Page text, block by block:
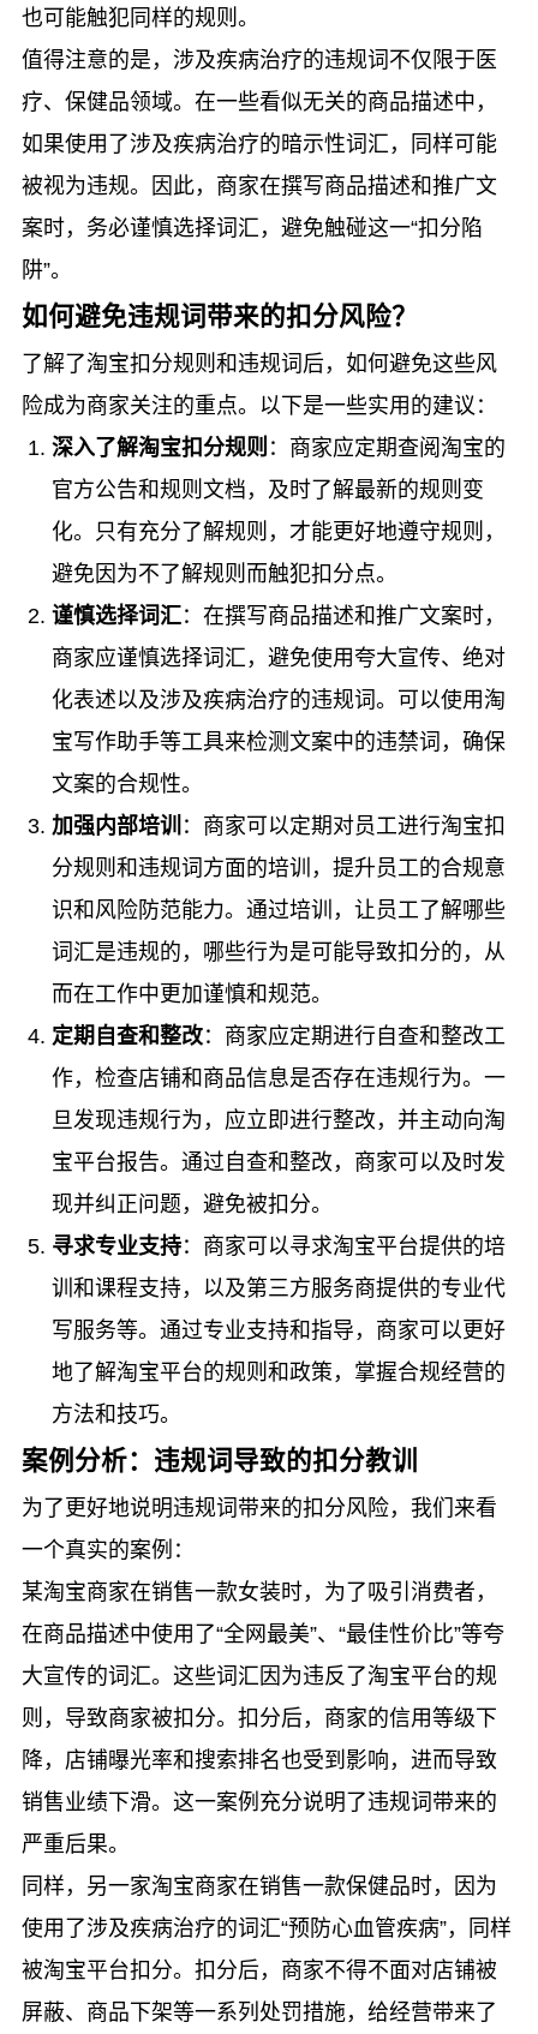
也可能触犯同样的规则。
值得注意的是，涉及疾病治疗的违规词不仅限于医
疗、保健品领域。在一些看似无关的商品描述中，
如果使用了涉及疾病治疗的暗示性词汇，同样可能
被视为违规。因此，商家在撰写商品描述和推广文
案时，务必谨慎选择词汇，避免触碰这一“扣分陷
阱”。
如何避免违规词带来的扣分风险？
了解了淘宝扣分规则和违规词后，如何避免这些风
险成为商家关注的重点。以下是一些实用的建议：
深入了解淘宝扣分规则 ：商家应定期查阅淘宝的
官方公告和规则文档，及时了解最新的规则变
化。只有充分了解规则，才能更好地遵守规则，
避免因为不了解规则而触犯扣分点。
谨慎选择词汇：在撰写商品描述和推广文案时，
商家应谨慎选择词汇，避免使用夸大宣传、绝对
化表述以及涉及疾病治疗的违规词。可以使用淘
宝写作助手等工具来检测文案中的违禁词，确保
文案的合规性。
加强内部培训 ：商家可以定期对员工进行淘宝扣
分规则和违规词方面的培训，提升员工的合规意
识和风险防范能力。通过培训，让员工了解哪些
词汇是违规的，哪些行为是可能导致扣分的，从
而在工作中更加谨慎和规范。
定期自查和整改：商家应定期进行自查和整改工
作，检查店铺和商品信息是否存在违规行为。一
旦发现违规行为，应立即进行整改，并主动向淘
宝平台报告。通过自查和整改，商家可以及时发
现并纠正问题，避免被扣分。
寻求专业支持：商家可以寻求淘宝平台提供的培
训和课程支持，以及第三方服务商提供的专业代
写服务等。通过专业支持和指导，商家可以更好
地了解淘宝平台的规则和政策，掌握合规经营的
方法和技巧。
案例分析：违规词导致的扣分教训
为了更好地说明违规词带来的扣分风险，我们来看
一个真实的案例：
某淘宝商家在销售一款女装时，为了吸引消费者，
在商品描述中使用了“全网最美”、“最佳性价比”等夸
大宣传的词汇。这些词汇因为违反了淘宝平台的规
则，导致商家被扣分。扣分后，商家的信用等级下
降，店铺曝光率和搜索排名也受到影响，进而导致
销售业绩下滑。这一案例充分说明了违规词带来的
严重后果。
同样，另一家淘宝商家在销售一款保健品时，因为
使用了涉及疾病治疗的词汇“预防心血管疾病”，同样
被淘宝平台扣分。扣分后，商家不得不面对店铺被
屏蔽、商品下架等一系列处罚措施，给经营带来了